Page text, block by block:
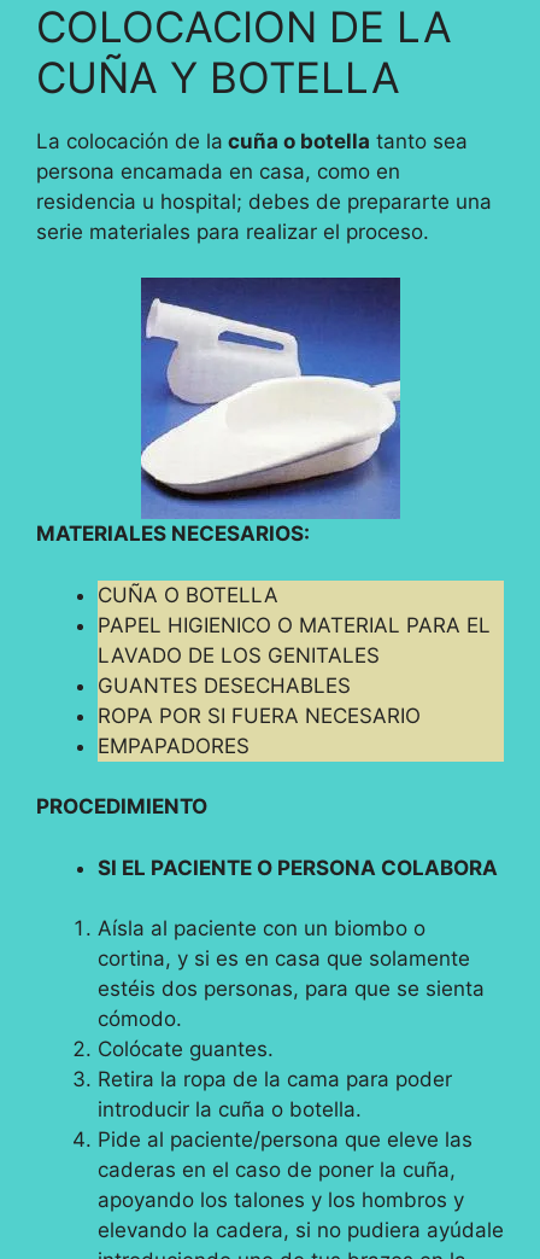
COLOCACION DE LA
CUÑA Y BOTELLA
La colocación de la cuña o botella tanto sea
persona encamada en casa, como en
residencia u hospital; debes de prepararte una
serie materiales para realizar el proceso.
MATERIALES NECESARIOS:
CUÑA O BOTELLA
PAPEL HIGIENICO O MATERIAL PARA EL
LAVADO DE LOS GENITALES
GUANTES DESECHABLES
ROPA POR SI FUERA NECESARIO
EMPAPADORES
PROCEDIMIENTO
SI EL PACIENTE O PERSONA COLABORA
Aísla al paciente con un biombo o
cortina, y si es en casa que solamente
estéis dos personas, para que se sienta
cómodo.
Colócate guantes.
Retira la ropa de la cama para poder
introducir la cuña o botella.
Pide al paciente/persona que eleve las
caderas en el caso de poner la cuña,
apoyando los talones y los hombros y
elevando la cadera, si no pudiera ayúdale